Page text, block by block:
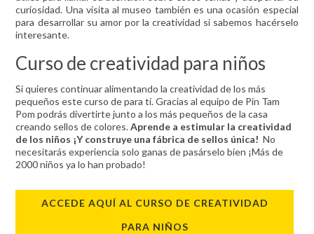
curiosidad. Una visita al museo también es una ocasión especial
para desarrollar su amor por la creatividad si sabemos hacérselo
interesante.
Curso de creatividad para niños
Si quieres continuar alimentando la creatividad de los más
pequeños este curso de para ti. Gracias al equipo de Pin Tam
Pom podrás divertirte junto a los más pequeños de la casa
creando sellos de colores.Aprende a estimular la creatividad
de los niños ¡Y construye una fábrica de sellos única! No
necesitarás experiencia solo ganas de pasárselo bien ¡Más de
2000 niños ya lo han probado!
ACCEDE AQUÍ AL CURSO DE CREATIVIDAD
PARA NIÑOS